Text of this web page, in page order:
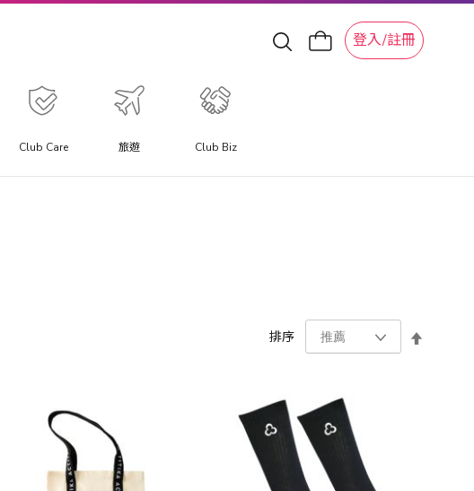
登入/註冊
Club Care 旅遊 Club Biz
排序